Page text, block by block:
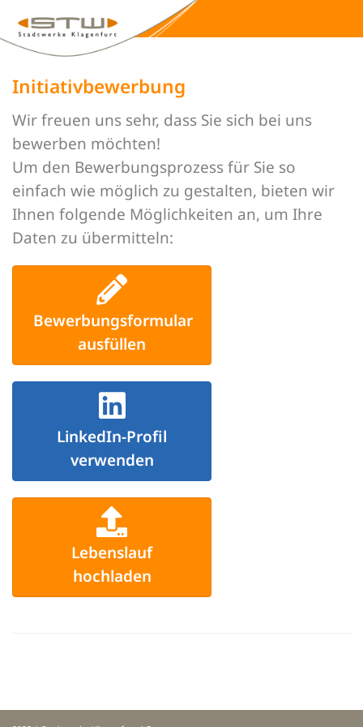
Initiativbewerbung
Wir freuen uns sehr, dass Sie sich bei uns
bewerben möchten!
Um den Bewerbungsprozess für Sie so
einfach wie möglich zu gestalten, bieten wir
Ihnen folgende Möglichkeiten an, um Ihre
Daten zu übermitteln:
Bewerbungsformular
ausfüllen
LinkedIn-Profil
verwenden
Lebenslauf
hochladen